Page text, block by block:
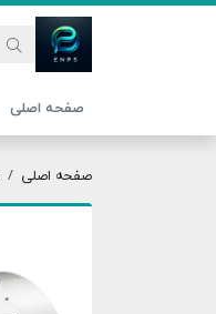
صفحه اصلی
صفحه اصلی